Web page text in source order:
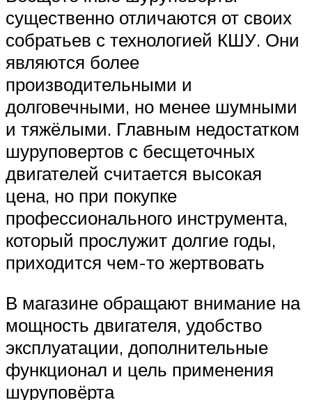
существенно отличаются от своих
собратьев с технологией КШУ. Они
являются более
производительными и
долговечными, но менее шумными
и тяжёлыми. Главным недостатком
шуруповертов с бесщеточных
двигателей считается высокая
цена, но при покупке
профессионального инструмента,
который прослужит долгие годы,
приходится чем-то жертвовать
В магазине обращают внимание на
мощность двигателя, удобство
эксплуатации, дополнительные
функционал и цель применения
шуруповёрта